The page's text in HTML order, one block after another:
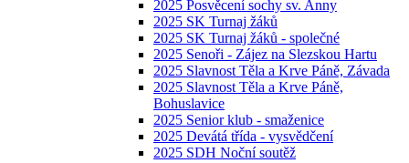
2025 Posvěcení sochy sv. Anny
2025 SK Turnaj žáků
2025 SK Turnaj žáků - společné
2025 Senoři - Zájez na Slezskou Hartu
2025 Slavnost Těla a Krve Páně, Závada
2025 Slavnost Těla a Krve Páně,
Bohuslavice
2025 Senior klub - smaženice
2025 Devátá třída - vysvědčení
2025 SDH Noční soutěž